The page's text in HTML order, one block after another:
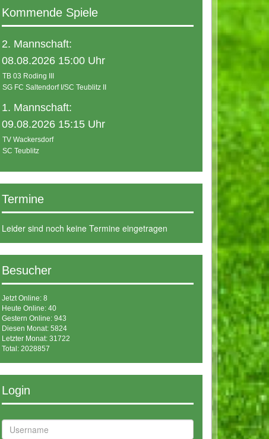
Kommende Spiele
2. Mannschaft:
08.08.2026 15:00 Uhr
TB 03 Roding III
SG FC Saltendorf I/SC Teublitz II
1. Mannschaft:
09.08.2026 15:15 Uhr
TV Wackersdorf
SC Teublitz
Termine
Leider sind noch keine Termine eingetragen
Besucher
Jetzt Online: 8
Heute Online: 40
Gestern Online: 943
Diesen Monat: 5824
Letzter Monat: 31722
Total: 2028857
Login